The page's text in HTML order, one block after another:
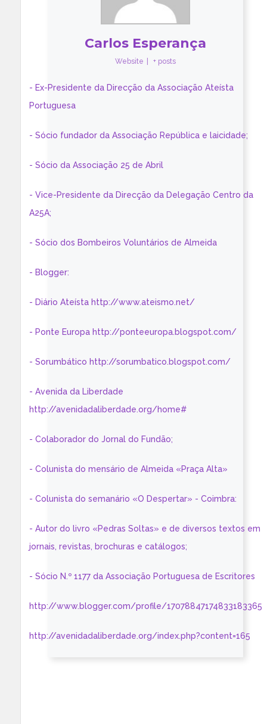
Carlos Esperança
Website + posts
- Ex-Presidente da Direcção da Associação Ateísta
Portuguesa
- Sócio fundador da Associação República e laicidade;
- Sócio da Associação 25 de Abril
- Vice-Presidente da Direcção da Delegação Centro da
A25A;
- Sócio dos Bombeiros Voluntários de Almeida
- Blogger:
- Diário Ateísta http://www.ateismo.net/
- Ponte Europa http://ponteeuropa.blogspot.com/
- Sorumbático http://sorumbatico.blogspot.com/
- Avenida da Liberdade
http://avenidadaliberdade.org/home#
- Colaborador do Jornal do Fundão;
- Colunista do mensário de Almeida «Praça Alta»
- Colunista do semanário «O Despertar» - Coimbra:
- Autor do livro «Pedras Soltas» e de diversos textos em
jornais, revistas, brochuras e catálogos;
- Sócio N.º 1177 da Associação Portuguesa de Escritores
http://www.blogger.com/profile/17078847174833183365
http://avenidadaliberdade.org/index.php?content=165